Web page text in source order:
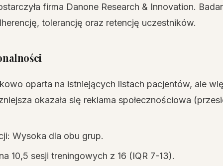
firma Danone Research & Innovation.
tolerancję oraz retencję uczestników.
oparta na istniejących listach pacjentów, ale
okazała się reklama społecznościowa
Wysoka dla obu grup.
10,5 sesji treningowych z 16 (IQR 7-13).